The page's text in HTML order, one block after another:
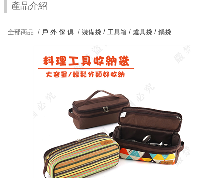
產品介紹
全部商品 / 戶 外 傢 俱 /裝備袋 / 工具箱 / 爐具袋 / 鍋袋